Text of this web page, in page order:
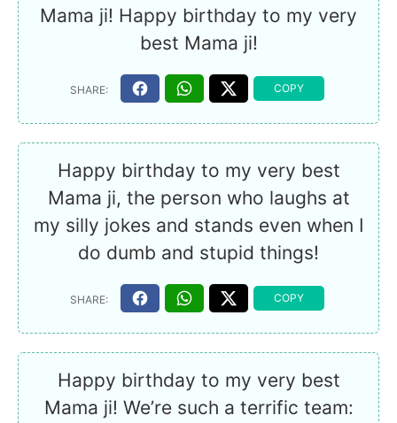
Mama ji! Happy birthday to my very
best Mama ji!
Happy birthday to my very best
Mama ji, the person who laughs at
my silly jokes and stands even when I
do dumb and stupid things!
Happy birthday to my very best
Mama ji! We’re such a terrific team: